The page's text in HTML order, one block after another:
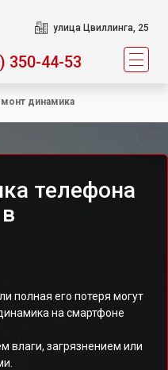
улица Цвиллинга, 25
350-44-53
динамика
телефона
полная его потеря могут
на смартфоне
влаги, загрязнением или